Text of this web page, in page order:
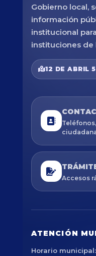
Gobierno local,
información
institucional
instituciones de
12 DE ABRIL
Accesos
ATENCIÓN
Horario